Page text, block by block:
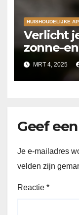
HUISHOUDELIJKE
Verlicht
zonne-
MRT 4, 2025
Geef
Je e-mailadres
velden zijn
Reactie *